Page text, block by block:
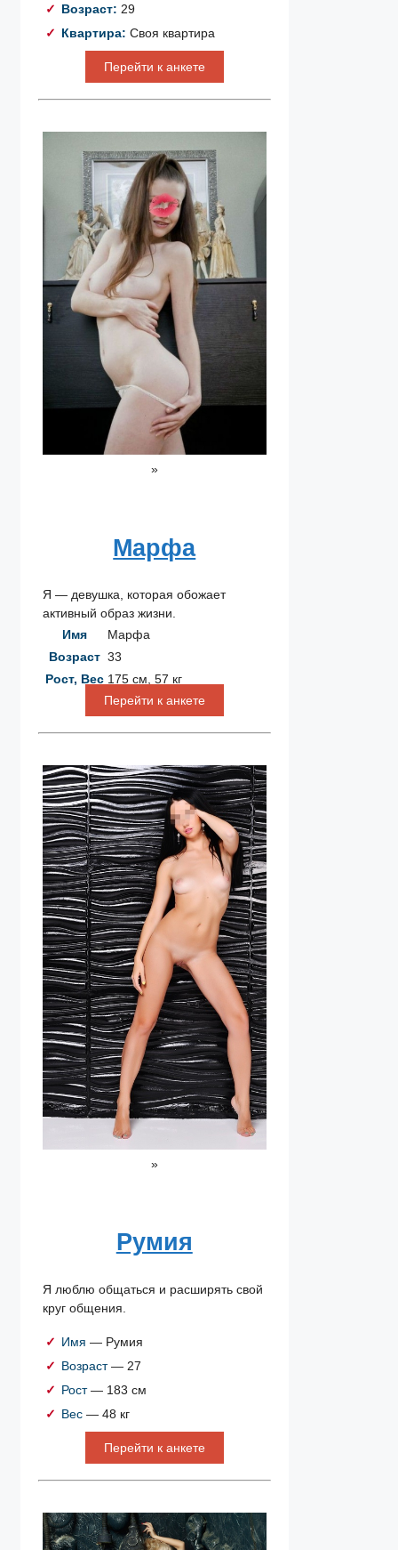
Возраст: 29
Квартира: Своя квартира
Перейти к анкете
»
Марфа
Я — девушка, которая обожает
активный образ жизни.
Имя
Марфа
Возраст 33
Рост, Вес 175 см, 57 кг
Перейти к анкете
»
Румия
Я люблю общаться и расширять свой
круг общения.
Имя — Румия
Возраст— 27
Рост— 183 см
Вес — 48 кг
Перейти к анкете